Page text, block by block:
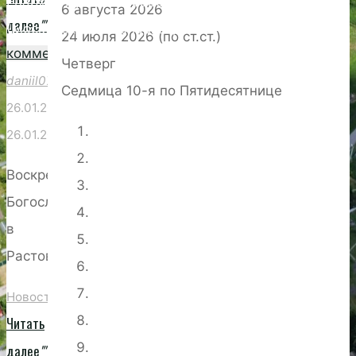
(Московский Патриархат)"
далее""
комментариев
daniil0703
26.01.2025
26.01.2025
Воскресное
Богослужение
в
Растовцах!
Новости
Читать
далее""
6 августа 2026
24 июля 2026 (по ст.ст.)
Четверг
Седмица 10-я по Пятидесятнице